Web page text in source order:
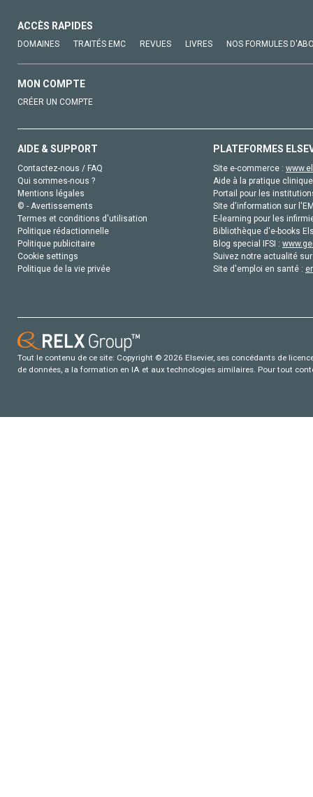
ACCÈS RAPIDES
DOMAINES TRAITÉS EMC REVUES LIVRES NOS FORMULES
MON COMPTE
CRÉER UN COMPTE
AIDE & SUPPORT
Contactez-nous / FAQ
Qui sommes-nous ?
Mentions légales
© - Avertissements
Termes et conditions d'utilisation
Politique rédactionnelle
Politique publicitaire
Cookie settings
Politique de la vie privée
PLATEFORMES
Site e-commerce :
Aide à la pratique
Portail pour les
Site d'information sur
E-learning pour les
Bibliothèque d'e-books
Blog special IFSI :
Suivez notre actualité
Site d'emploi en santé :
Tout le contenu de ce site: Copyright © 2026 Elsevier, ses concédants de
de données, a la formation en IA et aux technologies similaires. Pour tout